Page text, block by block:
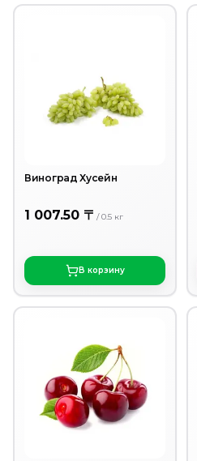
Виноград Хусейн
1 007.50 〒 /0.5 кг
В корзину